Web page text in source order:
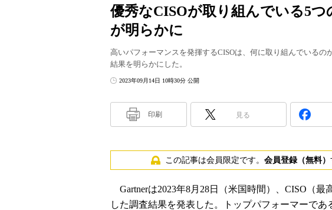
優秀なCISOが取り組んでいる5
が明らかに
高いパフォーマンスを発揮するCISOは、何に取り組んでいるの
結果を明らかにした。
2023年09月14日 10時30分 公開
印刷 見る
この記事は会員限定です。 会員登録（無料）
Gartnerは2023年8月28日（米国時間）、CISO（最
した調査結果を発表した。トップパフォーマーであ